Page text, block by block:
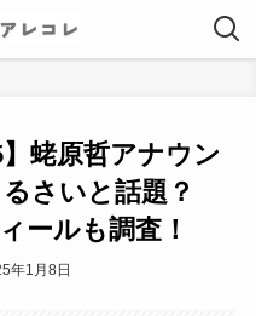
】蛯原哲アナウン
さいと話題？
ールも調査！
年1月8日